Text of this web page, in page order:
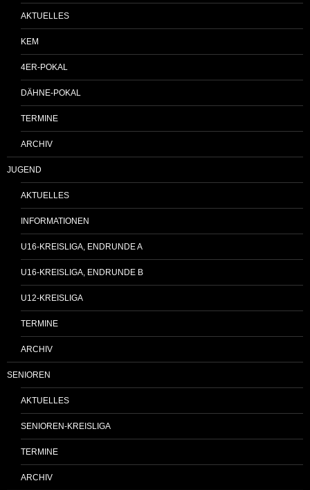
AKTUELLES
KEM
4ER-POKAL
DÄHNE-POKAL
TERMINE
ARCHIV
JUGEND
AKTUELLES
INFORMATIONEN
U16-KREISLIGA, ENDRUNDE A
U16-KREISLIGA, ENDRUNDE B
U12-KREISLIGA
TERMINE
ARCHIV
SENIOREN
AKTUELLES
SENIOREN-KREISLIGA
TERMINE
ARCHIV